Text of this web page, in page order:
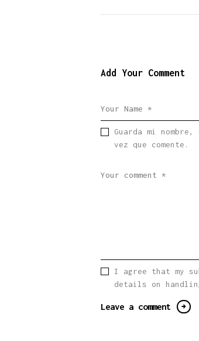
Add Your Comment
Guarda mi
vez que comente.
I agree that my
details on